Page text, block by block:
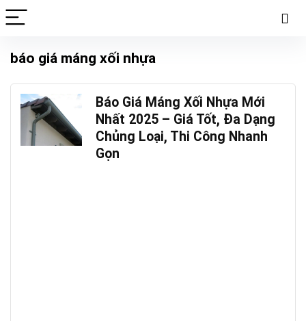
báo giá máng xối nhựa
Báo Giá Máng Xối Nhựa Mới
Nhất 2025 – Giá Tốt, Đa Dạng
Chủng Loại, Thi Công Nhanh
Gọn